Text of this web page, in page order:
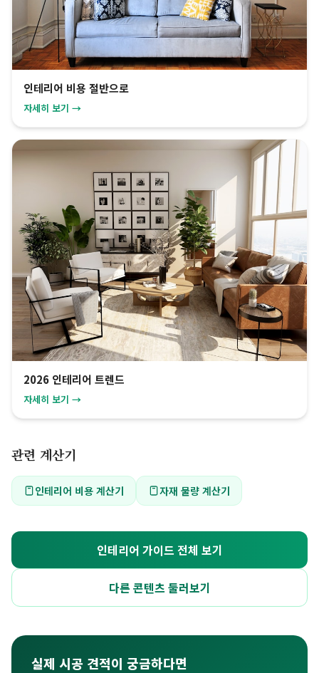
인테리어 비용 절반으로
자세히 보기 →
2026 인테리어 트렌드
자세히 보기 →
관련 계산기
인테리어 비용 계산기 자재 물량 계산기
인테리어 가이드 전체 보기
다른 콘텐츠 둘러보기
실제 시공 견적이 궁금하다면